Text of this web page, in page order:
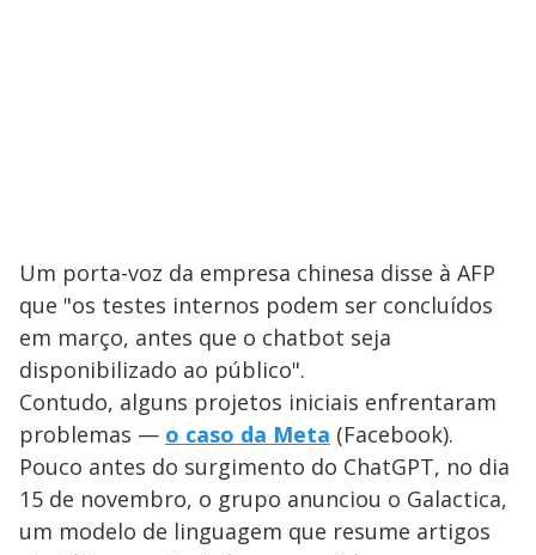
Um porta-voz da empresa chinesa disse à AFP
que "os testes internos podem ser concluídos
em março, antes que o chatbot seja
disponibilizado ao público".
Contudo, alguns projetos iniciais enfrentaram
problemas — o caso da Meta (Facebook).
Pouco antes do surgimento do ChatGPT, no dia
15 de novembro, o grupo anunciou o Galactica,
um modelo de linguagem que resume artigos